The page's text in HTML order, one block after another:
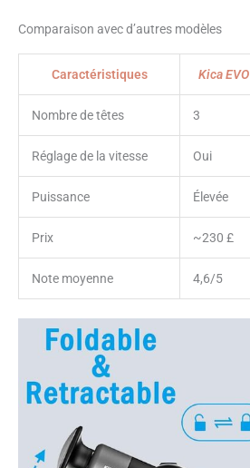
Comparaison avec d’autres modèles
Caractéristiques Kica EVO
Nombre de têtes 3
Réglage de la vitesse Oui
Puissance Élevée
Prix ~230 £
Note moyenne 4,6/5